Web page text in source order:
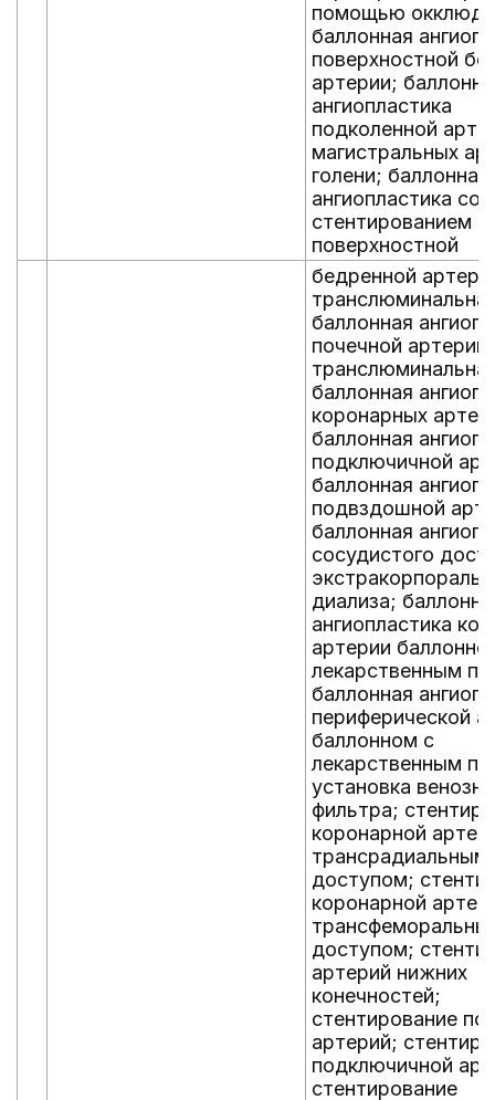
помощью
баллонная
поверхностной
артерии;
ангиопластика
подколенной
магистральных
голени; баллонная
ангиопластика со
стентированием
поверхностной
бедренной
баллонная
почечной артерии;
баллонная
коронарных
баллонная
подключичной
баллонная
подвздошной
баллонная
сосудистого
диализа;
ангиопластика
артерии
лекарственным
баллонная
периферической
баллонном с
лекарственным
установка
фильтра;
коронарной
трансрадиальным
доступом;
коронарной
доступом;
артерий нижних
конечностей;
стентирование
артерий;
подключичной
стентирование